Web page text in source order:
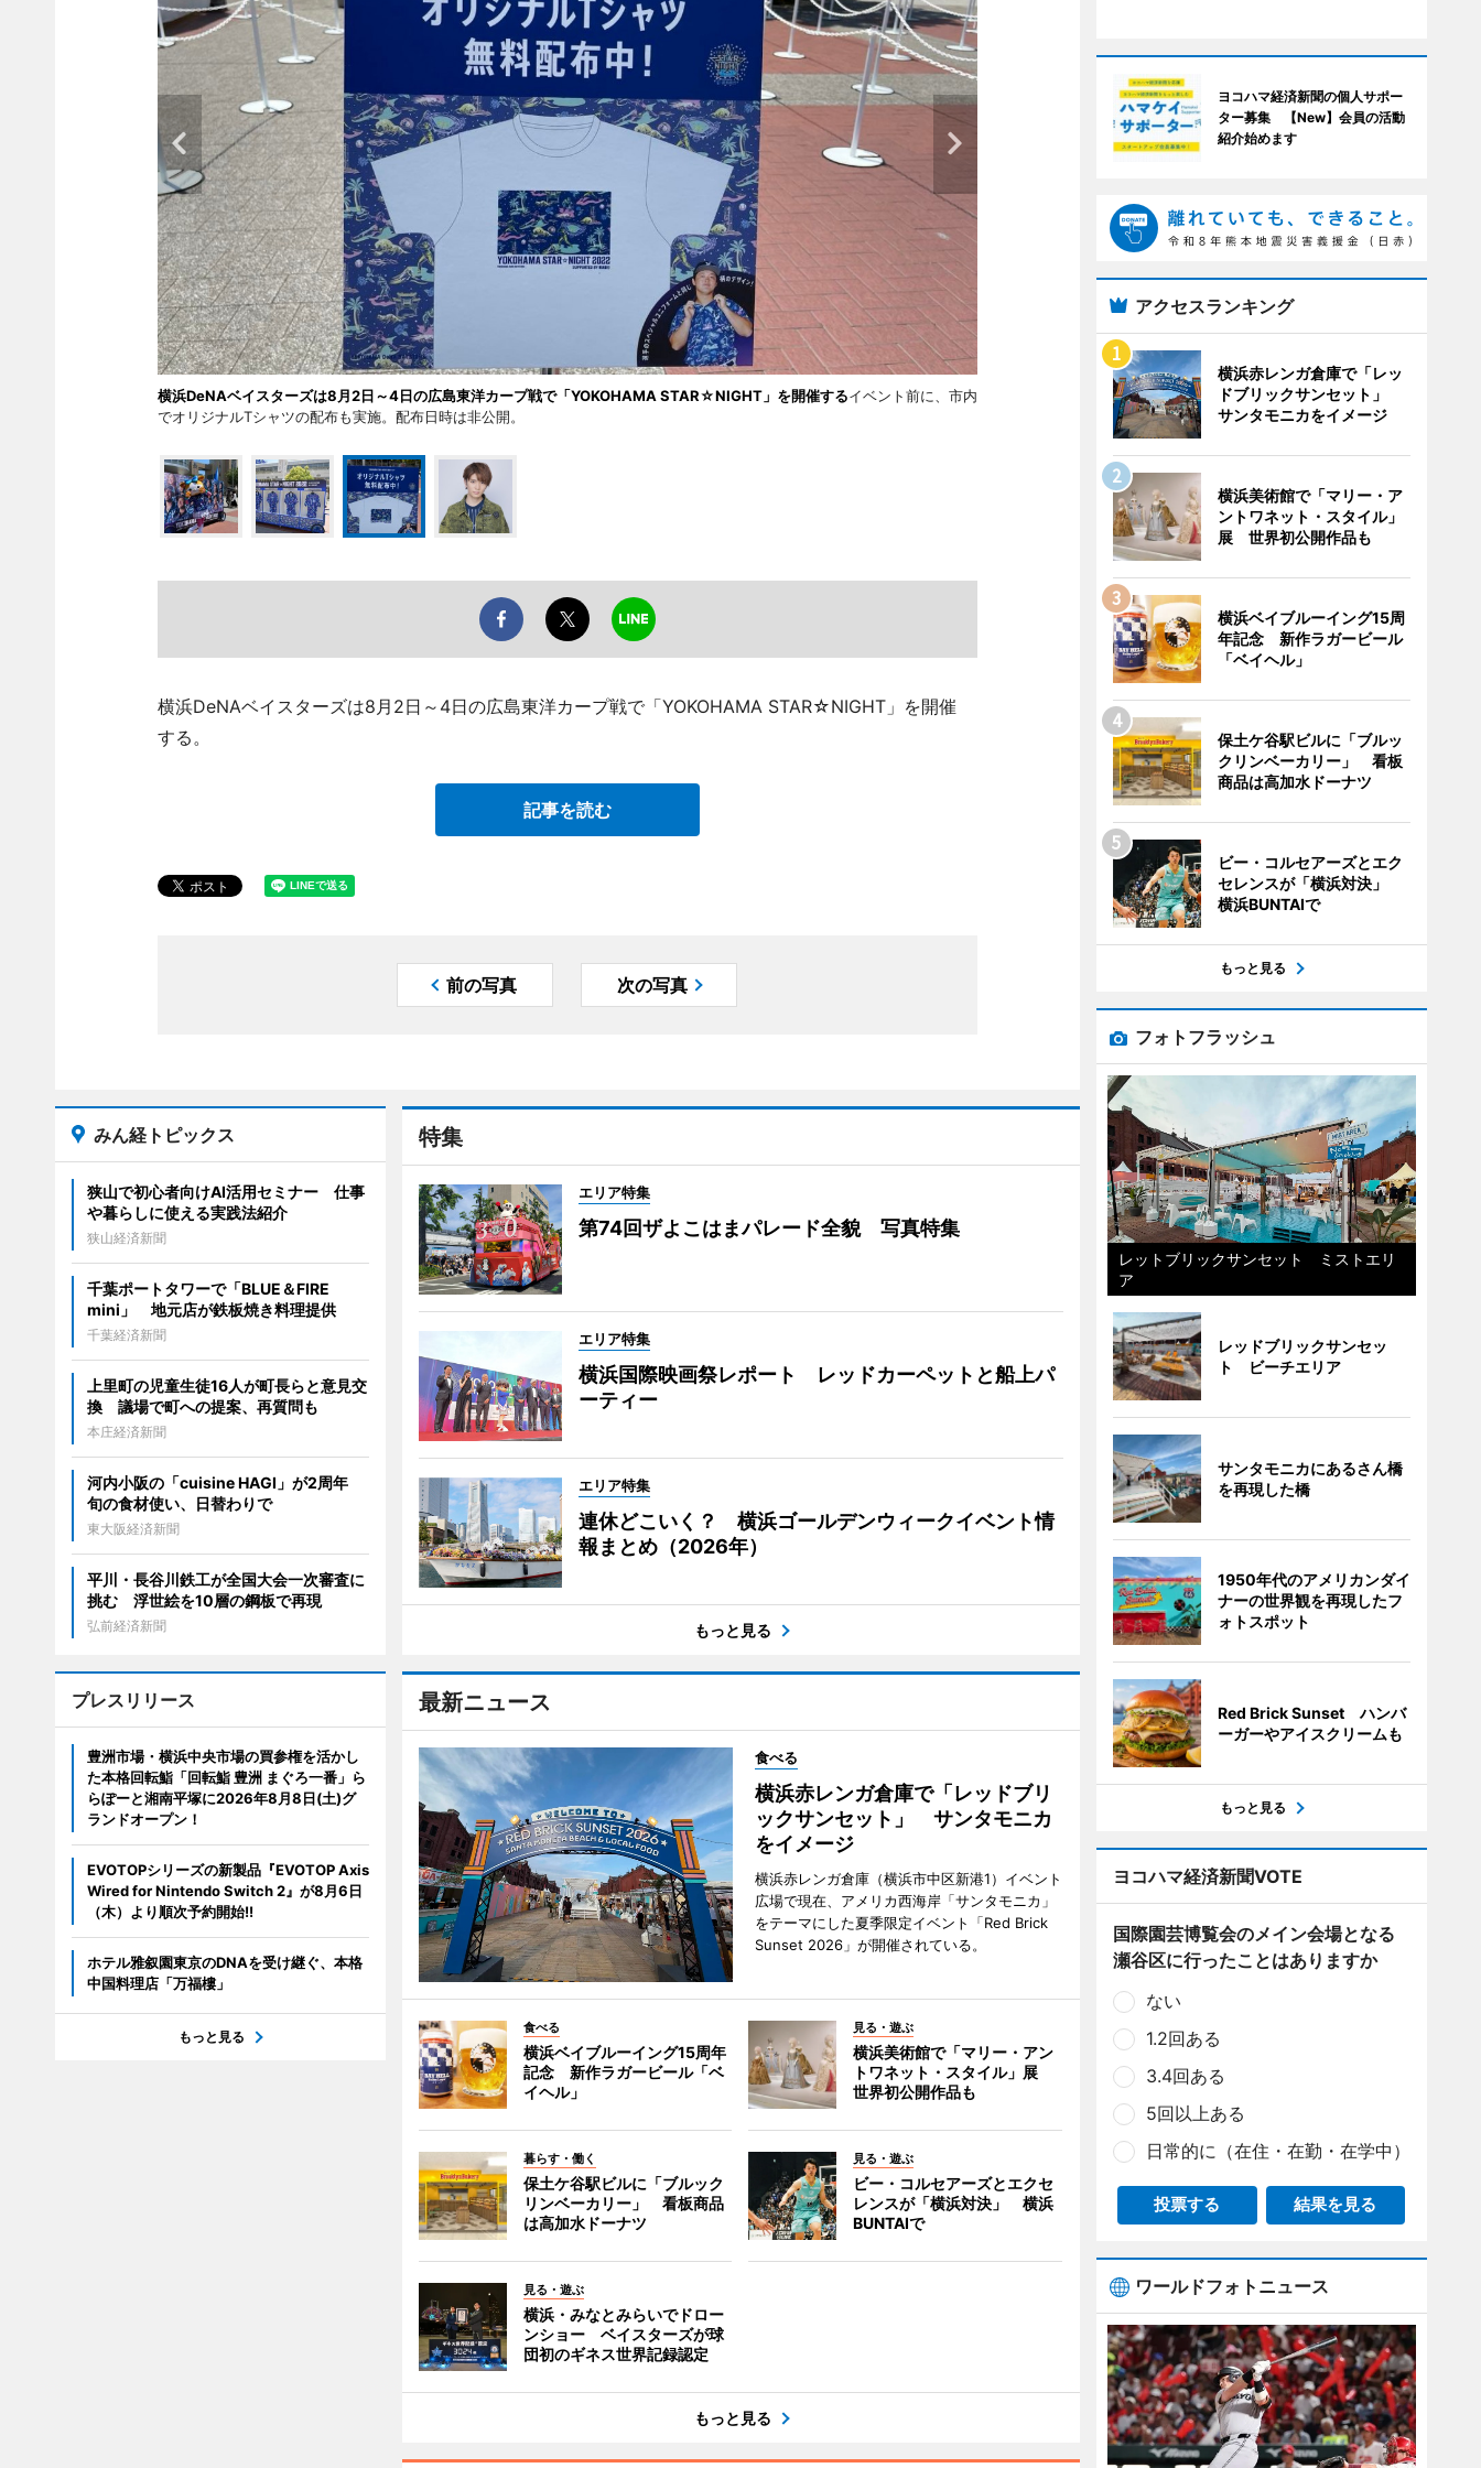
横浜DeNAベイスターズは8月2日～4日の広島東洋カープ戦で「YOKOHAMA STAR☆NIGHT」を開催するイベント前に、市内
でオリジナルTシャツの配布も実施。配布日時は非公開。
横浜DeNAベイスターズは8月2日～4日の広島東洋カープ戦で「YOKOHAMA STAR☆NIGHT」を開催
する。
記事を読む
前の写真 次の写真
特集
エリア特集
第74回ザよこはまパレード全貌 写真特集
エリア特集
横浜国際映画祭レポート レッドカーペットと船上パ
ーティー
エリア特集
連休どこいく？ 横浜ゴールデンウィークイベント情
報まとめ（2026年）
もっと見る
最新ニュース
食べる
横浜赤レンガ倉庫で「レッドブリ
ックサンセット」 サンタモニカ
をイメージ
横浜赤レンガ倉庫（横浜市中区新港1）イベント
広場で現在、アメリカ西海岸「サンタモニカ」
をテーマにした夏季限定イベント「Red Brick
Sunset 2026」が開催されている。
食べる
横浜ベイブルーイング15周年
記念 新作ラガービール「ベ
イヘル」
見る・遊ぶ
横浜美術館で「マリー・アン
トワネット・スタイル」展
世界初公開作品も
暮らす・働く
保土ケ谷駅ビルに「ブルック
リンベーカリー」 看板商品
は高加水ドーナツ
見る・遊ぶ
ビー・コルセアーズとエクセ
レンスが「横浜対決」 横浜
BUNTAIで
見る・遊ぶ
横浜・みなとみらいでドロー
ンショー ベイスターズが球
団初のギネス世界記録認定
もっと見る
みん経トピックス
狭山で初心者向けAI活用セミナー 仕事
や暮らしに使える実践法紹介
狭山経済新聞
千葉ポートタワーで「BLUE＆FIRE
mini」 地元店が鉄板焼き料理提供
千葉経済新聞
上里町の児童生徒16人が町長らと意見交
換 議場で町への提案、再質問も
本庄経済新聞
河内小阪の「cuisine HAGI」が2周年
旬の食材使い、日替わりで
東大阪経済新聞
平川・長谷川鉄工が全国大会一次審査に
挑む 浮世絵を10層の鋼板で再現
弘前経済新聞
プレスリリース
豊洲市場・横浜中央市場の買参権を活かし
た本格回転鮨「回転鮨 豊洲 まぐろ一番」ら
らぽーと湘南平塚に2026年8月8日(土)グ
ランドオープン！
EVOTOPシリーズの新製品『EVOTOP Axis
Wired for Nintendo Switch 2』が8月6日
（木）より順次予約開始!!
ホテル雅叙園東京のDNAを受け継ぐ、本格
中国料理店「万福樓」
もっと見る
ヨコハマ経済新聞の個人サポー
ター募集 【New】会員の活動
紹介始めます
アクセスランキング
横浜赤レンガ倉庫で「レッ
ドブリックサンセット」
サンタモニカをイメージ
横浜美術館で「マリー・ア
ントワネット・スタイル」
展 世界初公開作品も
横浜ベイブルーイング15周
年記念 新作ラガービール
「ベイヘル」
保土ケ谷駅ビルに「ブルッ
クリンベーカリー」 看板
商品は高加水ドーナツ
ビー・コルセアーズとエク
セレンスが「横浜対決」
横浜BUNTAIで
もっと見る
フォトフラッシュ
レットブリックサンセット ミストエリ
ア
レッドブリックサンセッ
ト ビーチエリア
サンタモニカにあるさん橋
を再現した橋
1950年代のアメリカンダイ
ナーの世界観を再現したフ
ォトスポット
Red Brick Sunset ハンバ
ーガーやアイスクリームも
もっと見る
ヨコハマ経済新聞VOTE
国際園芸博覧会のメイン会場となる
瀬谷区に行ったことはありますか
ない
1.2回ある
3.4回ある
5回以上ある
日常的に（在住・在勤・在学中）
投票する 結果を見る
ワールドフォトニュース